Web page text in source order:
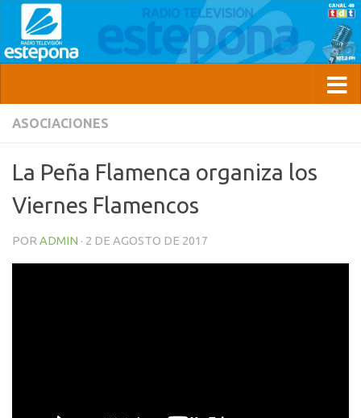
ASOCIACIONES
La Peña Flamenca organiza los
Viernes Flamencos
POR ADMIN · 2 DE AGOSTO DE 2017